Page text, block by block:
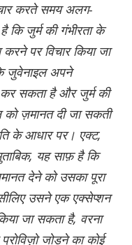
करते समय अलग-
कि जुर्म की गंभीरता के
पर विचार किया जा
जुवेनाइल अपने
कर सकता है और जुर्म की
को ज़मानत दी जा सकती
के आधार पर। एक्ट,
यह साफ़ है कि
देने को उसका पूरा
उसने एक एक्सेप्शन
जा सकता है, वरना
जोड़ने का कोई